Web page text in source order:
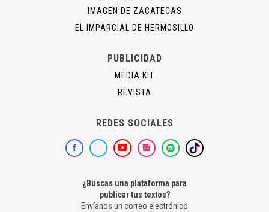
IMAGEN DE ZACATECAS
EL IMPARCIAL DE HERMOSILLO
PUBLICIDAD
MEDIA KIT
REVISTA
REDES SOCIALES
¿Buscas una plataforma para
publicar tus textos?
Envíanos un correo electrónico